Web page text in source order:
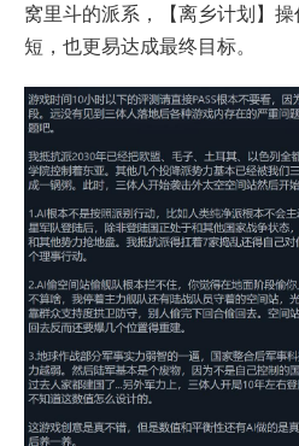
窝里斗的派系，【离乡计划】
短，也更易达成最终目标。